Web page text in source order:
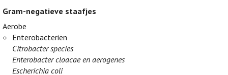
Gram-negatieve staafjes
Aerobe
Enterobacteriën
Citrobacter species
Enterobacter cloacae en aerogenes
Escherichia coli